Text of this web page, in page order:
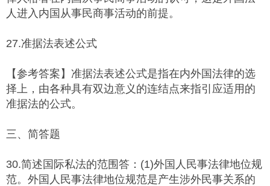
人进入内国从事民商事活动的前提。
27.准据法表述公式
【参考答案】准据法表述公式是指在内外国法律的选
择上，由各种具有双边意义的连结点来指引应适用的
准据法的公式。
三、简答题
30.简述国际私法的范围答：(1)外国人民事法律地位规
范。外国人民事法律地位规范是产生涉外民事关系的